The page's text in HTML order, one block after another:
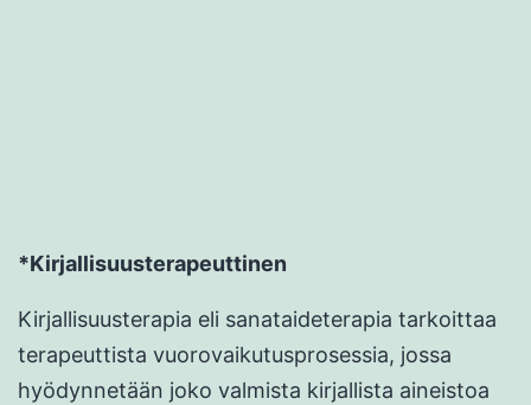
*Kirjallisuusterapeuttinen
Kirjallisuusterapia eli sanataideterapia tarkoittaa
terapeuttista vuorovaikutusprosessia, jossa
hyödynnetään joko valmista kirjallista aineistoa